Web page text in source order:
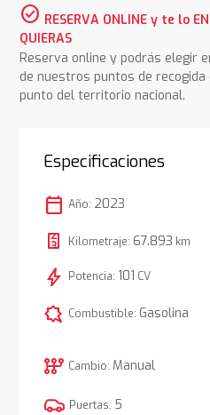
check_circle RESERVA ONLINE y te lo
QUIERAS
Reserva online y podrás elegir
de nuestros puntos de
punto del territorio nacional.
Especificaciones
calendar_today Año: 2023
Kilometraje: 67.893 km
bolt Potencia: 101 CV
comic_bubble Combustible: Gasolina
auto_transmission Cambio: Manual
Puertas: 5